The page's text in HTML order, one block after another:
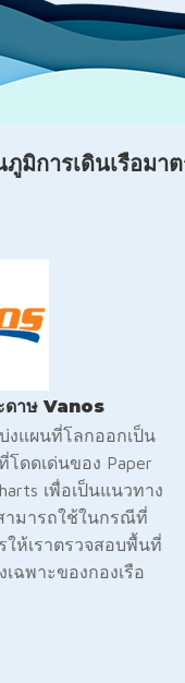
มิการเดินเรือมา
ดาษ Vanos
งแผนที่โลกออกเป็น
โดดเด่นของ Paper
เพื่อเป็นแนวทาง
ามารถใช้ในกรณีที่
ห้เราตรวจสอบพื้นที่
เฉพาะของกองเรือ